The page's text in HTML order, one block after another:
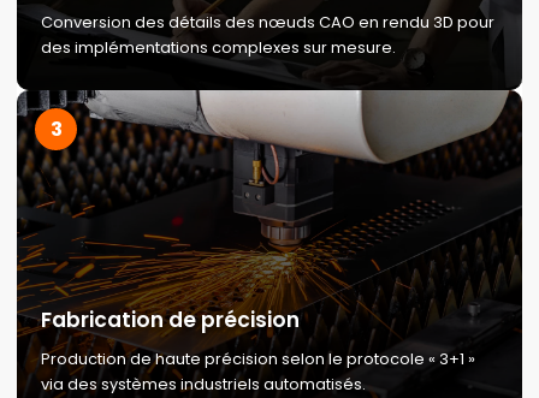
Conversion des détails des nœuds CAO en rendu 3D pour
des implémentations complexes sur mesure.
3
Fabrication de précision
Production de haute précision selon le protocole « 3+1 »
via des systèmes industriels automatisés.